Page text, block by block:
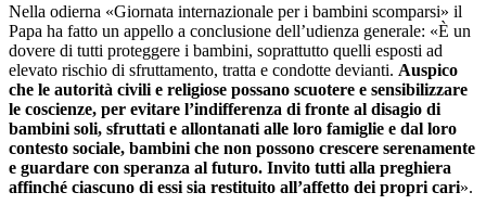
Nella odierna «Giornata internazionale per i bambini scomparsi» il
Papa ha fatto un appello a conclusione dell’udienza generale: «È un
dovere di tutti proteggere i bambini, soprattutto quelli esposti ad
elevato rischio di sfruttamento, tratta e condotte devianti. Auspico
che le autorità civili e religiose possano scuotere e sensibilizzare
le coscienze, per evitare l’indifferenza di fronte al disagio di
bambini soli, sfruttati e allontanati alle loro famiglie e dal loro
contesto sociale, bambini che non possono crescere serenamente
e guardare con speranza al futuro. Invito tutti alla preghiera
affinché ciascuno di essi sia restituito all’affetto dei propri cari».